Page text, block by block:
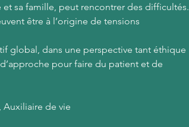
sa famille, peut rencontrer des difficultés.
être à l’origine de tensions
global, dans une perspective tant éthique
pour faire du patient et de
Auxiliaire de vie